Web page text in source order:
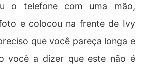
o telefone com uma mão,
e colocou na frente de Ivy
que você pareça longa e
você a dizer que este não é